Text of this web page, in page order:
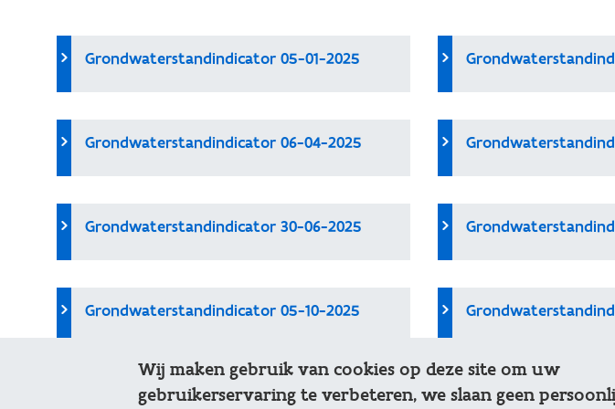
Grondwaterstandindicator 05-01-2025
Grondwaterstandindicator 06-04-2025
Grondwaterstandindicator 30-06-2025
Grondwaterstandindicator 05-10-2025
Wij maken gebruik van cookies op deze site om uw
gebruikerservaring te verbeteren, we slaan geen